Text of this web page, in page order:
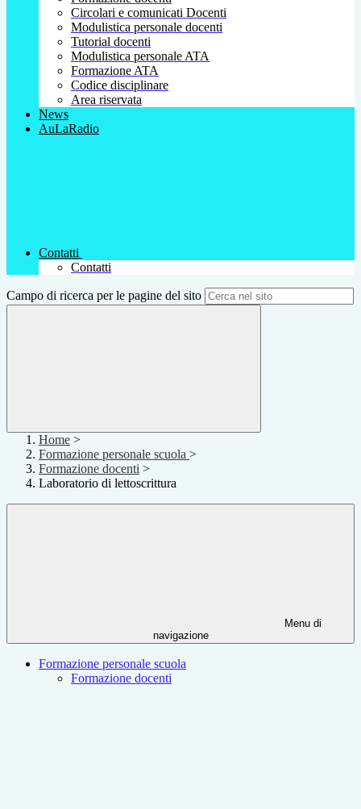
Circolari e comunicati Docenti
Modulistica personale docenti
Tutorial docenti
Modulistica personale ATA
Formazione ATA
Codice disciplinare
Area riservata
News
AuLaRadio
Contatti
Contatti
Campo di ricerca per le pagine del sito
Home >
Formazione personale scuola >
Formazione docenti >
Laboratorio di lettoscrittura
Menu di
navigazione
Formazione personale scuola
Formazione docenti